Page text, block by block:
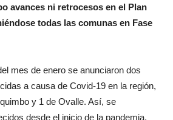
avances ni retrocesos en el Plan
todas las comunas en Fase
mes de enero se anunciaron dos
a causa de Covid-19 en la región,
y 1 de Ovalle. Así, se
desde el inicio de la pandemia.